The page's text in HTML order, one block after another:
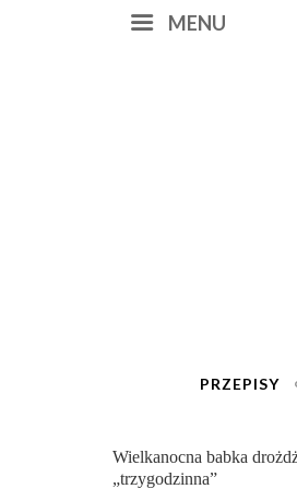
MENU
PRZEPISY
Babka Wielkanocna
„dwunastogodzinna”